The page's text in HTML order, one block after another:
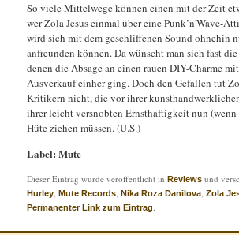
So viele Mittelwege können einen mit der Zeit
wer Zola Jesus einmal über eine Punk’n'Wave-
wird sich mit dem geschliffenen Sound ohnehin
anfreunden können. Da wünscht man sich fast
denen die Absage an einen rauen DIY-Charme
Ausverkauf einher ging. Doch den Gefallen tut
Kritikern nicht, die vor ihrer
ihrer leicht versnobten Ernsthaftigkeit nun (wenn
Hüte ziehen müssen. (U.S.)
Label: Mute
Dieser Eintrag wurde veröffentlicht inReviews und
Hurley,Mute Records,Nika Roza Danilova,Zola
Permanenter Link zum Eintrag.